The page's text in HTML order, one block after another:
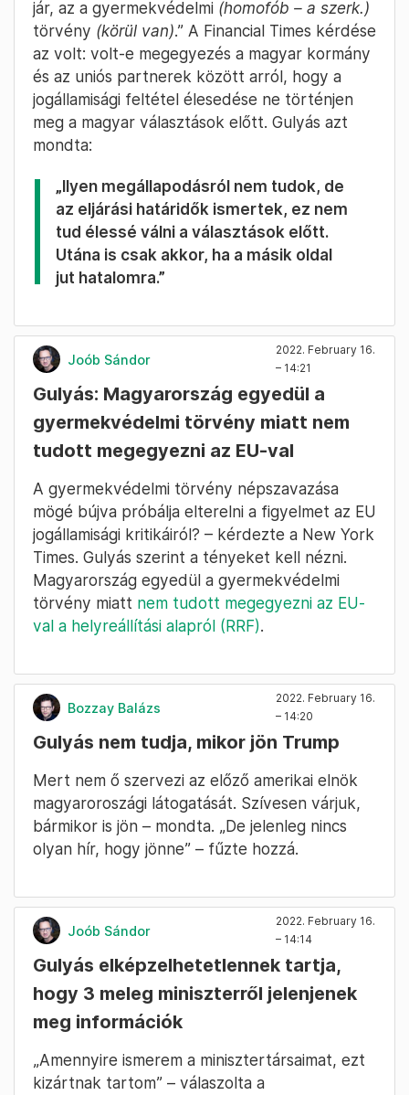
jár, az a gyermekvédelmi (homofób – a szerk.)
törvény (körül van).” A Financial Times kérdése
az volt: volt-e megegyezés a magyar kormány
és az uniós partnerek között arról, hogy a
jogállamisági feltétel élesedése ne történjen
meg a magyar választások előtt. Gulyás azt
mondta:
„Ilyen megállapodásról nem tudok, de
az eljárási határidők ismertek, ez nem
tud élessé válni a választások előtt.
Utána is csak akkor, ha a másik oldal
jut hatalomra.”
Joób Sándor
2022. February 16.
– 14:21
Gulyás: Magyarország egyedül a
gyermekvédelmi törvény miatt nem
tudott megegyezni az EU-val
A gyermekvédelmi törvény népszavazása
mögé bújva próbálja elterelni a figyelmet az EU
jogállamisági kritikáiról? – kérdezte a New York
Times. Gulyás szerint a tényeket kell nézni.
Magyarország egyedül a gyermekvédelmi
törvény miatt nem tudott megegyezni az EU-
val a helyreállítási alapról (RRF).
Bozzay Balázs
2022. February 16.
– 14:20
Gulyás nem tudja, mikor jön Trump
Mert nem ő szervezi az előző amerikai elnök
magyaroroszági látogatását. Szívesen várjuk,
bármikor is jön – mondta. „De jelenleg nincs
olyan hír, hogy jönne” – fűzte hozzá.
Joób Sándor
2022. February 16.
– 14:14
Gulyás elképzelhetetlennek tartja,
hogy 3 meleg miniszterről jelenjenek
meg információk
„Amennyire ismerem a minisztertársaimat, ezt
kizártnak tartom” – válaszolta a